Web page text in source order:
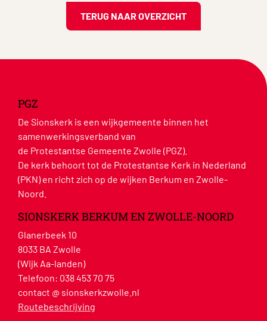
TERUG NAAR OVERZICHT
PGZ
De Sionskerk is een wijkgemeente binnen het
samenwerkingsverband van
de Protestantse Gemeente Zwolle (PGZ).
De kerk behoort tot de Protestantse Kerk in Nederland
(PKN) en richt zich op de wijken Berkum en Zwolle-
Noord.
SIONSKERK BERKUM EN ZWOLLE-NOORD
Glanerbeek 10
8033 BA Zwolle
(Wijk Aa-landen)
Telefoon: 038 453 70 75
contact @ sionskerkzwolle.nl
Routebeschrijving